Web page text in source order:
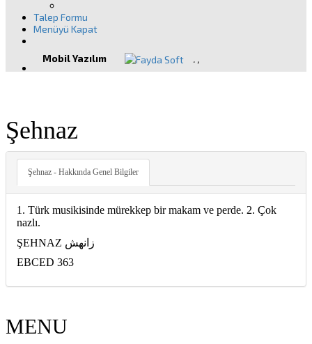
Talep Formu
Menüyü Kapat
Mobil Yazılım . ,
Şehnaz
Şehnaz - Hakkında Genel Bilgiler
1. Türk musikisinde mürekkep bir makam ve perde. 2. Çok
nazlı.
ŞEHNAZ زانهش
EBCED 363
MENU